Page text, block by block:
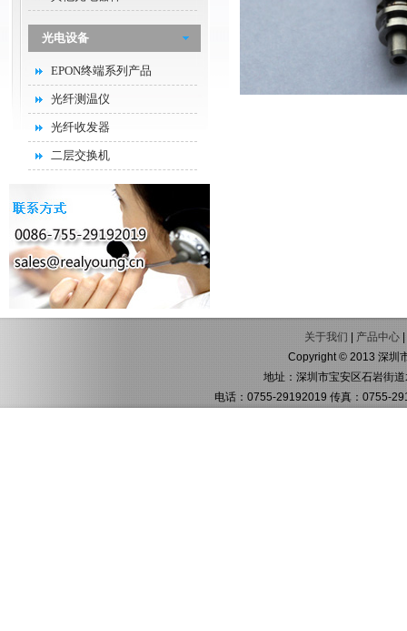
光电设备
EPON终端系列产品
光纤测温仪
光纤收发器
二层交换机
关于我们 产品中心|
Copyright © 2013 深圳
地址：深圳市宝安区石岩街
电话：0755-29192019 传真：0755-